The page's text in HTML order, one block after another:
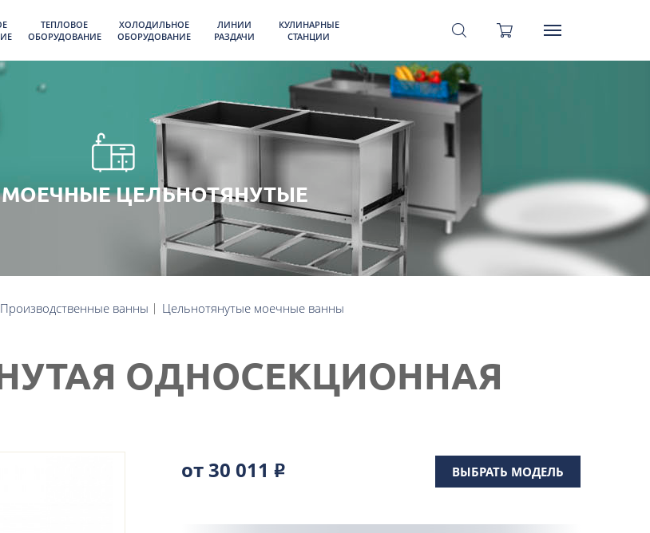
ТЕПЛОВОЕ
ОБОРУДОВАНИЕ
ХОЛОДИЛЬНОЕ
ОБОРУДОВАНИЕ
ЛИНИИ
РАЗДАЧИ
КУЛИНАРНЫЕ
СТАНЦИИ
ЦЕЛЬНОТЯНУТЫЕ
Производственные ванны Цельнотянутые моечные ванны
ОДНОСЕКЦИОННАЯ
от 30 011 Р ВЫБРАТЬ МОДЕЛЬ